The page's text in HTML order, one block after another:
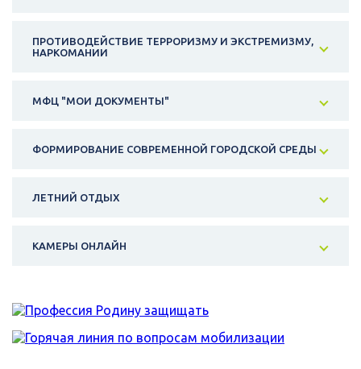
ПРОТИВОДЕЙСТВИЕ ТЕРРОРИЗМУ И ЭКСТРЕМИЗМУ,
НАРКОМАНИИ
МФЦ "МОИ ДОКУМЕНТЫ"
ФОРМИРОВАНИЕ СОВРЕМЕННОЙ ГОРОДСКОЙ СРЕДЫ
ЛЕТНИЙ ОТДЫХ
КАМЕРЫ ОНЛАЙН